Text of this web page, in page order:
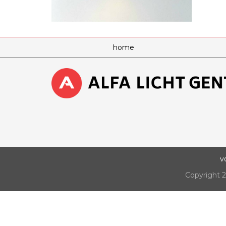
home
Copyright